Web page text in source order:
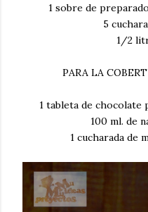
1 sobre de
5
1/2
PARA LA
1 tableta de chocolate
100 ml. de
1 cucharada de